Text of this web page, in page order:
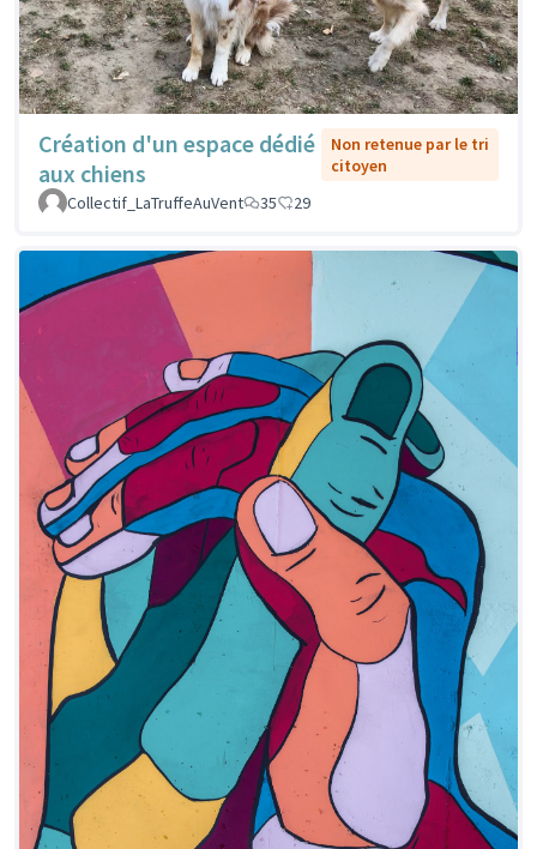
Création d'un espace dédié
aux chiens
Non retenue par le tri
citoyen
Collectif_LaTruffeAuVent
35 29